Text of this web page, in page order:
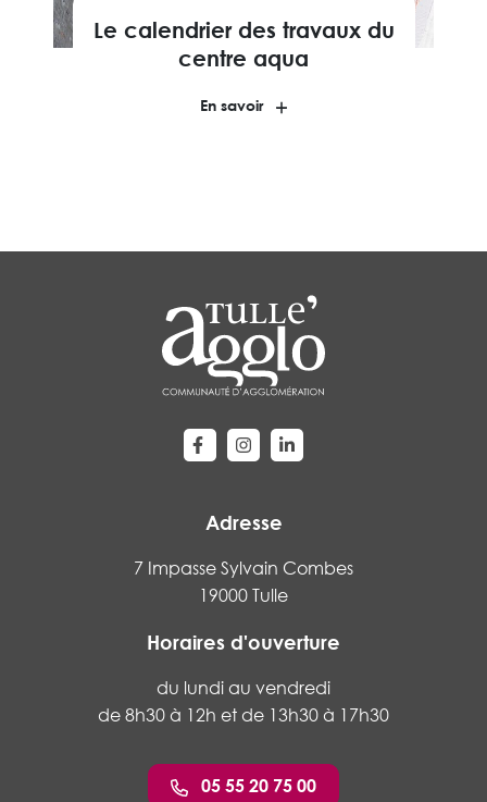
Le calendrier des travaux du
centre aqua
En savoir
Lien vers le compte Facebook
Lien vers le compte Instagram
Lien vers le compte
Adresse
7 Impasse Sylvain Combes
19000 Tulle
Horaires d'ouverture
du lundi au vendredi
de 8h30 à 12h et de 13h30 à 17h30
05 55 20 75 00